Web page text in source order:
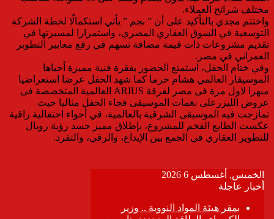
مختلف شرائح العملاء.
واختتم مجدي بالتأكيد على أن ” نجم ” يأتي استكمالًا لخطة الشركة
التوسعية في السوق العقاري المصري، واستمرارا لمسيرتها في
تقديم مشروعات ذات قيمة مضافة تسهم في رفع معايير التطوير
العمراني في مصر.
وفي ختام الحفل، استمتع الحضور بفقرة فنية مميزة أحياها
الموسيقار العالمي هشام خرما كما شهد الحفل عرضا استعراضيا
مبهرا لاول مرة فى مصر لفرقة ARIUS العالمية المتخصصة فى
عروض الليزرعلى نغمات الموسيقى فجاء الحفل مثاليا حيث
تمازجت فيه الموسيقى الشرقية بالعالمية، في أجواء احتفالية راقية
عكست الطابع الفخم للمشروع، بإطلاق مميز جسد رؤية رويال
للتطوير العقاري في الجمع بين الإبداع، والرقي، والتفرد.